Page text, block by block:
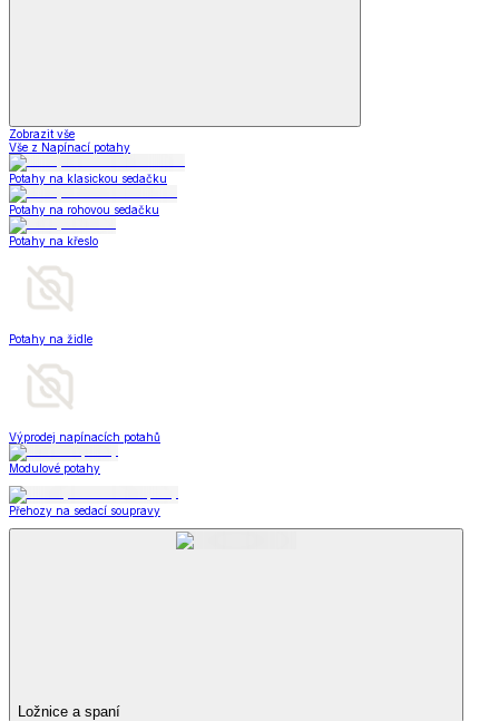
Zobrazit vše
Vše z Napínací potahy
Potahy na klasickou sedačku
Potahy na rohovou sedačku
Potahy na křeslo
Potahy na židle
Výprodej napínacích potahů
Modulové potahy
Přehozy na sedací soupravy
Ložnice a spaní